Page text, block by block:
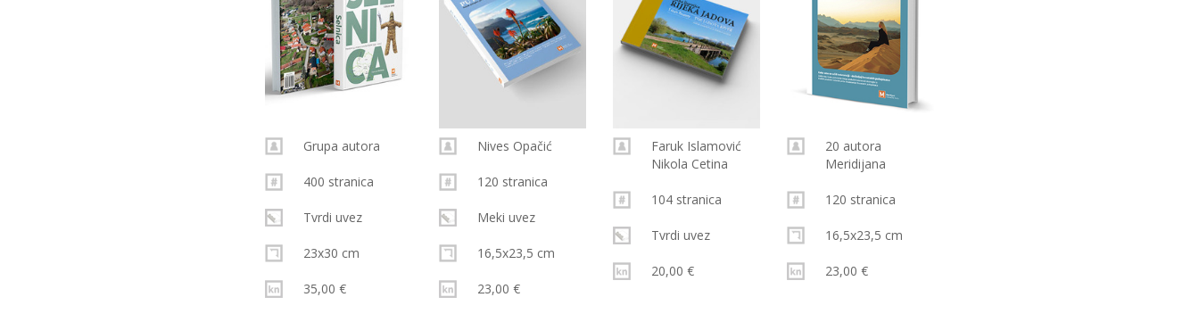
Grupa autora
400 stranica
Tvrdi uvez
23x30 cm
35,00 €
Nives Opačić
120 stranica
Meki uvez
16,5x23,5 cm
23,00 €
Faruk Islamović
Nikola Cetina
104 stranica
Tvrdi uvez
20,00 €
20 autora
Meridijana
120 stranica
16,5x23,5 cm
23,00 €